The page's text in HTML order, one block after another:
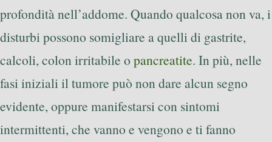
profondità nell’addome. Quando qualcosa non va, i
disturbi possono somigliare a quelli di gastrite,
calcoli, colon irritabile o pancreatite. In più, nelle
fasi iniziali il tumore può non dare alcun segno
evidente, oppure manifestarsi con sintomi
intermittenti, che vanno e vengono e ti fanno